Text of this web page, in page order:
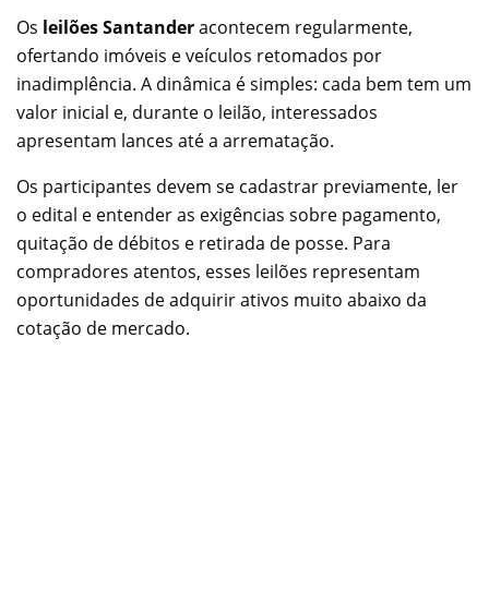
Os leilões Santanderacontecem regularmente,
ofertando imóveis e veículos retomados por
inadimplência. A dinâmica é simples: cada bem tem um
valor inicial e, durante o leilão, interessados
apresentam lances até a arrematação.
Os participantes devem se cadastrar previamente, ler
o edital e entender as exigências sobre pagamento,
quitação de débitos e retirada de posse. Para
compradores atentos, esses leilões representam
oportunidades de adquirir ativos muito abaixo da
cotação de mercado.